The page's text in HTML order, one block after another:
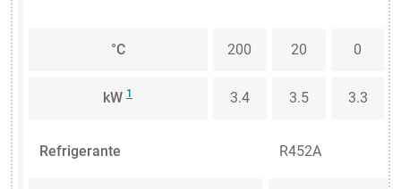
°C 200 20 0
kW1 3.4 3.5 3.3
Refrigerante R452A